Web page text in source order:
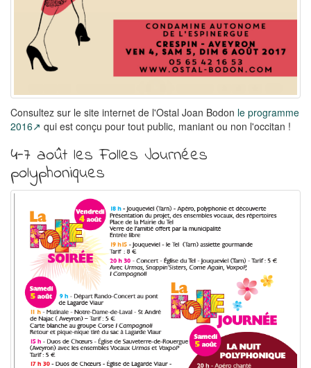
Consultez sur le site internet de l'Ostal Joan Bodon le programme
2016
qui est conçu pour tout public, maniant ou non l'occitan !
4-7 août les Folles Journées
polyphoniques